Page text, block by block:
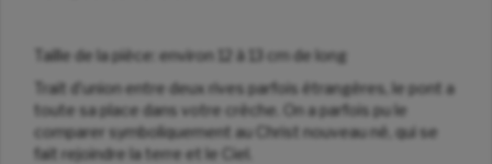
Taille de la pièce: environ 12 à 13 cm de long
Trait d’union entre deux rives parfois étrangères, le pont a
toute sa place dans votre crèche. On a parfois pu le
comparer symboliquement au Christ nouveau né, qui se
fait rejoindre la terre et le Ciel.